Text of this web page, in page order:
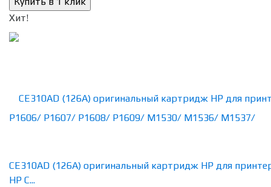
Хит!
CE310AD (126A) оригинальный картридж HP для
HP C...